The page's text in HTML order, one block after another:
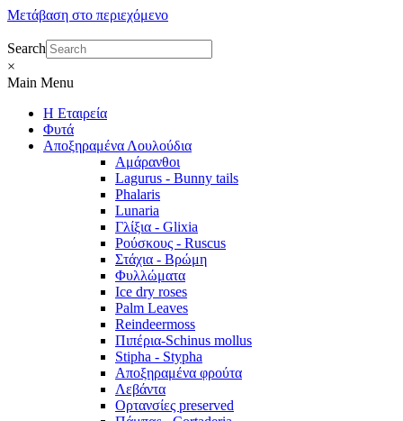
Μετάβαση στο περιεχόμενο
Search
×
Main Menu
Η Εταιρεία
Φυτά
Αποξηραμένα Λουλούδια
Αμάρανθοι
Lagurus - Bunny tails
Phalaris
Lunaria
Γλίξια - Glixia
Ρούσκους - Ruscus
Στάχια - Βρώμη
Φυλλώματα
Ice dry roses
Palm Leaves
Reindeermoss
Πιπέρια-Schinus mollus
Stipha - Stypha
Αποξηραμένα φρούτα
Λεβάντα
Ορτανσίες preserved